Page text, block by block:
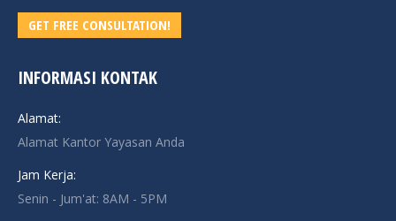
GET FREE CONSULTATION!
INFORMASI KONTAK
Alamat:
Alamat Kantor Yayasan Anda
Jam Kerja:
Senin - Jum'at: 8AM - 5PM